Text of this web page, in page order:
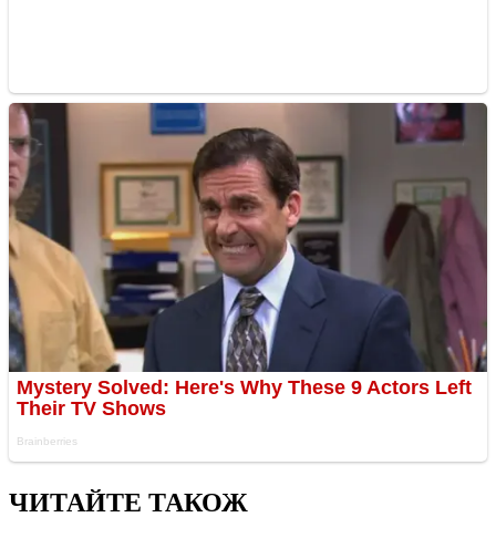
ЧИТАЙТЕ ТАКОЖ